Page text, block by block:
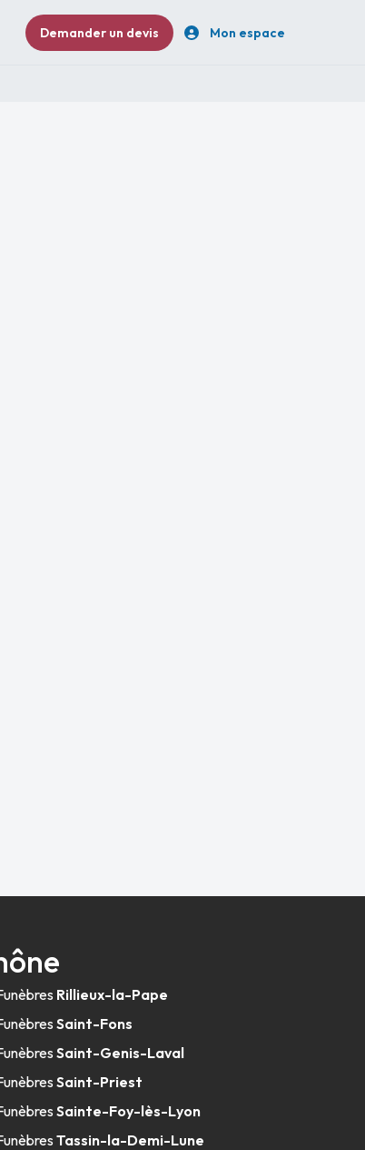
Demander un devis Mon espace
Rillieux-la-Pape
Saint-Fons
Saint-Genis-Laval
Saint-Priest
Sainte-Foy-lès-Lyon
Tassin-la-Demi-Lune